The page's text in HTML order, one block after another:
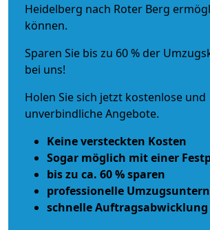
Heidelberg nach Roter Berg
können.
Sparen Sie bis zu 60 % der
bei uns!
Holen Sie sich jetzt kostenlose und
unverbindliche Angebote.
Keine versteckten Kosten
Sogar möglich mit einer
bis zu ca. 60 % sparen
professionelle
schnelle Auftragsabwicklung